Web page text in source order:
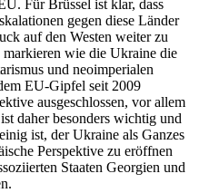
Für Brüssel ist klar, dass
gegen diese Länder
auf den Westen weiter zu
wie die Ukraine die
und neoim­pe­rialen
EU-Gipfel seit 2009
ausge­schlossen, vor allem
daher besonders wichtig und
ist, der Ukraine als Ganzes
Perspektive zu eröffnen
Staaten Georgien und